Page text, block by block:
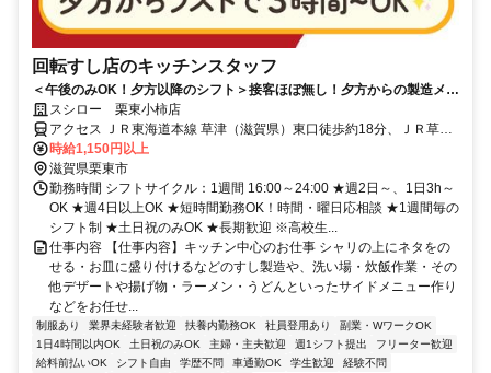
回転すし店のキッチンスタッフ
＜午後のみOK！夕方以降のシフト＞接客ほぼ無し！夕方からの製造メイ
ンでコツコツ働ける
スシロー 栗東小柿店
アクセス ＪＲ東海道本線 草津（滋賀県）東口徒歩約18分、ＪＲ草津
線 草津（滋賀県）東口徒歩約18分、ＪＲ東海道本線 栗東東口徒歩約
27分
時給1,150円以上
滋賀県栗東市
勤務時間 シフトサイクル：1週間 16:00～24:00 ★週2日～、1日3h～
OK ★週4日以上OK ★短時間勤務OK！時間・曜日応相談 ★1週間毎の
シフト制 ★土日祝のみOK ★長期歓迎 ※高校生...
仕事内容 【仕事内容】キッチン中心のお仕事 シャリの上にネタをの
せる・お皿に盛り付けるなどのすし製造や、洗い場・炊飯作業・その
他デザートや揚げ物・ラーメン・うどんといったサイドメニュー作り
などをお任せ...
制服あり 業界未経験者歓迎 扶養内勤務OK 社員登用あり
副業・WワークOK
1日4時間以内OK
土日祝のみOK 主婦・主夫歓迎 週1シフト提出
フリーター歓迎
給料前払いOK
シフト自由 学歴不問 車通勤OK 学生歓迎
経験不問